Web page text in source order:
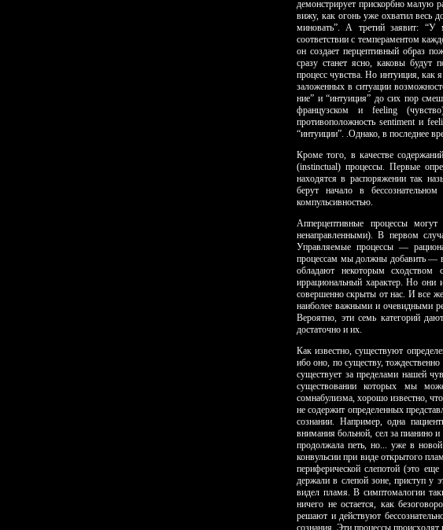
демонстрирует прискорбно малую
вижу, как огонь уже охватил весь
миновать”. А третий заявит: “У
соответствии с темпераментом
он создает перцептивный образ
сразу станет ясно, каковы будут
процесс чувства. Но интуиция,
заложенных в ситуации
ние” и “интуиция” до сих пор
французском и feeling
противоположность sentiment и
“интуиции”. .Однако, в последнее
Кроме того, в качестве
(instinctual) процессы. Первые
находятся в распоряжении так
берут начало в
компульсивностью.
Апперцептивные процессы
ненаправленными). В первом
Управляемые процессы —
процессам мы должны добавить — в
об­ладают некоторым сходством
иррациональный харак­тер. Но они
совершенно скрыты от нас. И все
наиболее важными и очевидными
Вероятно, эти семь категорий
достаточно и их.
Как известно, существуют
ибо оно, по существу,
существует за пре­делами нашей
существовании которых мы
сомнабулизма, хорошо известно,
не содержит определенных
сознании. Например, одна
внимания больной, сел за пианино
продолжала петь, но... уже в новой
конвульсии при виде открытого
периферической слепотой (это
держали в слепой зоне, приступ у
видел пламя. В симптомалогии
ничего не остается, как
решают и действуют